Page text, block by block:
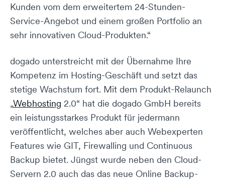
Kunden vom dem erweitertem 24-Stunden-
Service-Angebot und einem großen Portfolio an
sehr innovativen Cloud-Produkten.“
dogado unterstreicht mit der Übernahme Ihre
Kompetenz im Hosting-Geschäft und setzt das
stetige Wachstum fort. Mit dem Produkt-Relaunch
„Webhosting 2.0“ hat die dogado GmbH bereits
ein leistungsstarkes Produkt für jedermann
veröffentlicht, welches aber auch Webexperten
Features wie GIT, Firewalling und Continuous
Backup bietet. Jüngst wurde neben den Cloud-
Servern 2.0 auch das das neue Online Backup-